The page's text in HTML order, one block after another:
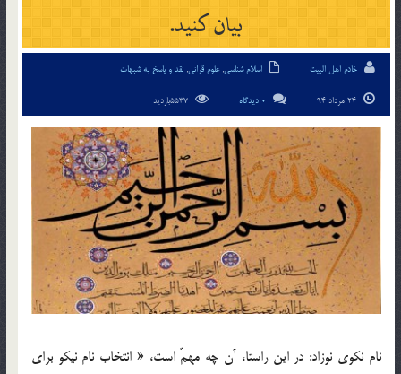
بيان کنيد.
خادم اهل البیت اسلام شناسی,علوم قرآنی, نقد و پاسخ به شبهات
0 دیدگاه
نام نكوي نوزاد: در اين راستا، آن چه مهمّ است، « انتخاب نام نيكو براي